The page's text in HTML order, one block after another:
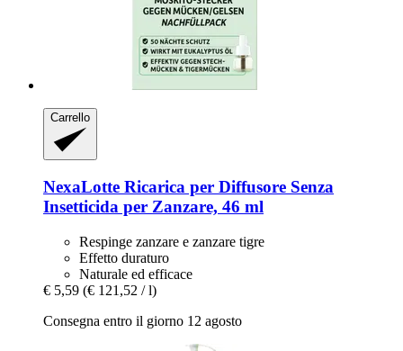
Carrello
NexaLotte Ricarica per Diffusore Senza
Insetticida per Zanzare, 46 ml
Respinge zanzare e zanzare tigre
Effetto duraturo
Naturale ed efficace
€ 5,59 (€ 121,52 / l)
Consegna entro il giorno 12 agosto